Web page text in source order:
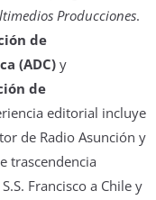
Producciones.
de
(ADC) y
de
editorial incluye
de Radio Asunción y
trascendencia
Francisco a Chile y